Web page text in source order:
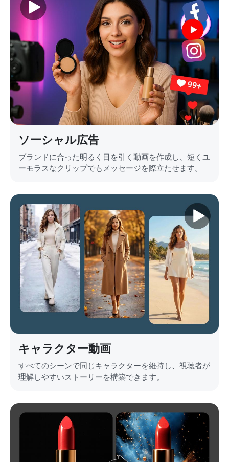
ソーシャル広告
ブランドに合った明るく目を引く動画を作成し、短くユ
ーモラスなクリップでもメッセージを際立たせます。
キャラクター動画
すべてのシーンで同じキャラクターを維持し、視聴者が
理解しやすいストーリーを構築できます。